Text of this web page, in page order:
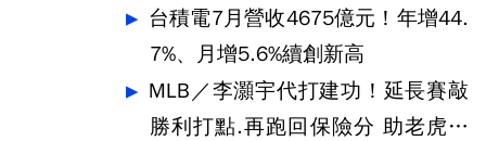
台積電7月營收4675億元！年增44.
7%、月增5.6%續創新高
MLB／李灝宇代打建功！延長賽敲
勝利打點.再跑回保險分 助老虎奪